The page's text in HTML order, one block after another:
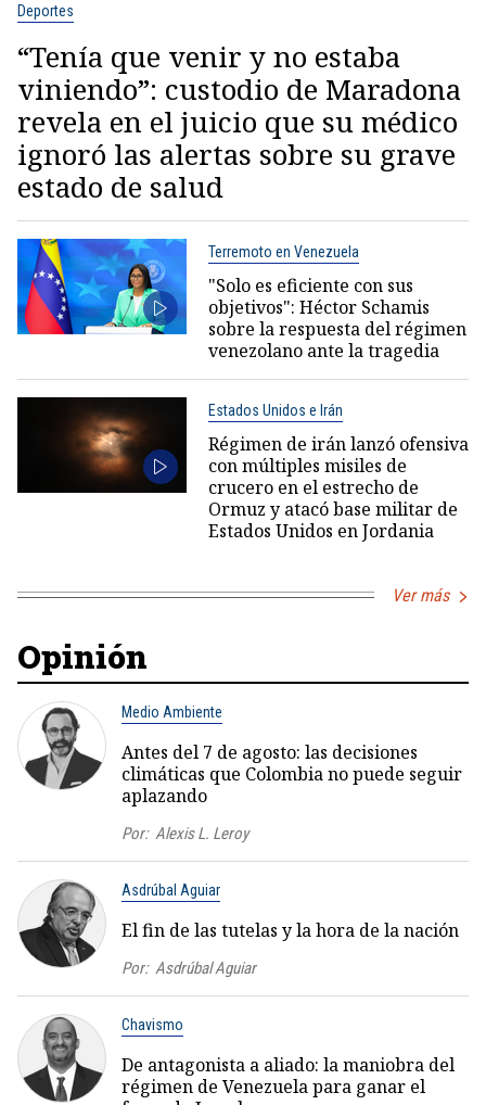
Deportes
“Tenía que venir y no estaba
viniendo”: custodio de Maradona
revela en el juicio que su médico
ignoró las alertas sobre su grave
estado de salud
Terremoto en Venezuela
"Solo es eficiente con sus
objetivos": Héctor Schamis
sobre la respuesta del régimen
venezolano ante la tragedia
Estados Unidos e Irán
Régimen de irán lanzó ofensiva
con múltiples misiles de
crucero en el estrecho de
Ormuz y atacó base militar de
Estados Unidos en Jordania
Ver más
Opinión
Medio Ambiente
Antes del 7 de agosto: las decisiones
climáticas que Colombia no puede seguir
aplazando
Por: Alexis L. Leroy
Asdrúbal Aguiar
El fin de las tutelas y la hora de la nación
Por: Asdrúbal Aguiar
Chavismo
De antagonista a aliado: la maniobra del
régimen de Venezuela para ganar el